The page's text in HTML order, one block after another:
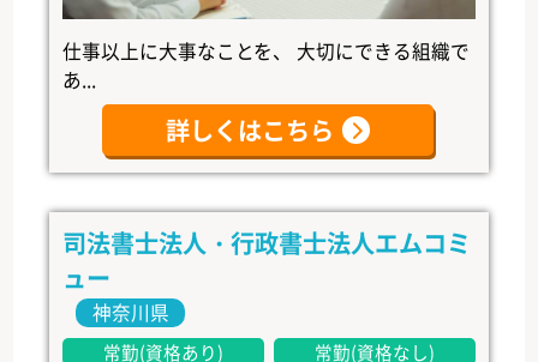
仕事以上に大事なことを、 大切にできる組織で
あ...
詳しくはこちら
司法書士法人・行政書士法人エムコミ
ュー
神奈川県
常勤(資格あり) 常勤(資格なし)